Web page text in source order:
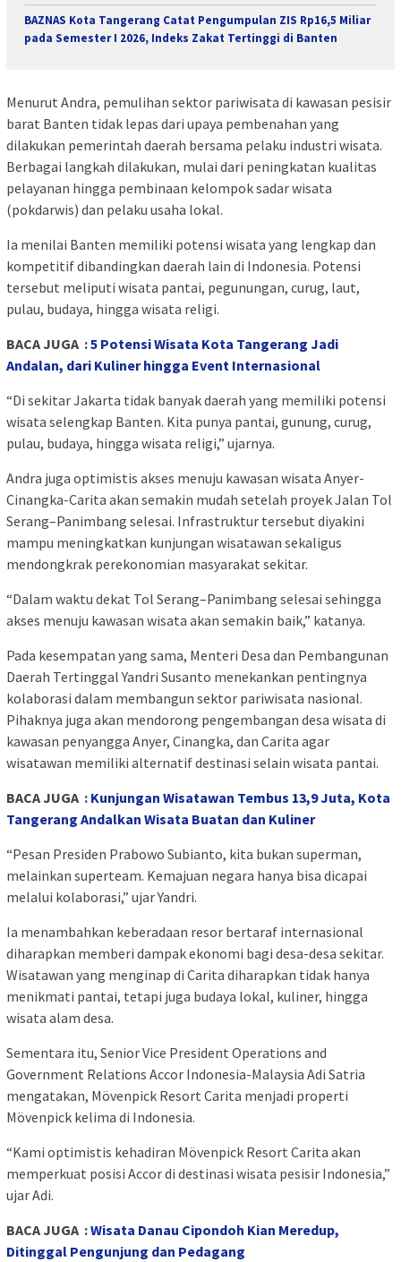
BAZNAS Kota Tangerang Catat Pengumpulan ZIS Rp16,5 Miliar
pada Semester I 2026, Indeks Zakat Tertinggi di Banten
Menurut Andra, pemulihan sektor pariwisata di kawasan pesisir
barat Banten tidak lepas dari upaya pembenahan yang
dilakukan pemerintah daerah bersama pelaku industri wisata.
Berbagai langkah dilakukan, mulai dari peningkatan kualitas
pelayanan hingga pembinaan kelompok sadar wisata
(pokdarwis) dan pelaku usaha lokal.
Ia menilai Banten memiliki potensi wisata yang lengkap dan
kompetitif dibandingkan daerah lain di Indonesia. Potensi
tersebut meliputi wisata pantai, pegunungan, curug, laut,
pulau, budaya, hingga wisata religi.
BACA JUGA :5 Potensi Wisata Kota Tangerang Jadi
Andalan, dari Kuliner hingga Event Internasional
“Di sekitar Jakarta tidak banyak daerah yang memiliki potensi
wisata selengkap Banten. Kita punya pantai, gunung, curug,
pulau, budaya, hingga wisata religi,” ujarnya.
Andra juga optimistis akses menuju kawasan wisata Anyer-
Cinangka-Carita akan semakin mudah setelah proyek Jalan Tol
Serang–Panimbang selesai. Infrastruktur tersebut diyakini
mampu meningkatkan kunjungan wisatawan sekaligus
mendongkrak perekonomian masyarakat sekitar.
“Dalam waktu dekat Tol Serang–Panimbang selesai sehingga
akses menuju kawasan wisata akan semakin baik,” katanya.
Pada kesempatan yang sama, Menteri Desa dan Pembangunan
Daerah TertinggalYandri Susanto menekankan pentingnya
kolaborasi dalam membangun sektor pariwisata nasional.
Pihaknya juga akan mendorong pengembangan desa wisata di
kawasan penyangga Anyer, Cinangka, dan Carita agar
wisatawan memiliki alternatif destinasi selain wisata pantai.
BACA JUGA : Kunjungan Wisatawan Tembus 13,9 Juta, Kota
Tangerang Andalkan Wisata Buatan dan Kuliner
“Pesan Presiden Prabowo Subianto, kita bukan superman,
melainkan superteam. Kemajuan negara hanya bisa dicapai
melalui kolaborasi,” ujar Yandri.
Ia menambahkan keberadaan resor bertaraf internasional
diharapkan memberi dampak ekonomi bagi desa-desa sekitar.
Wisatawan yang menginap di Carita diharapkan tidak hanya
menikmati pantai, tetapi juga budaya lokal, kuliner, hingga
wisata alam desa.
Sementara itu, Senior Vice President Operations and
Government Relations Accor Indonesia-Malaysia Adi Satria
mengatakan, Mövenpick Resort Carita menjadi properti
Mövenpick kelima di Indonesia.
“Kami optimistis kehadiran Mövenpick Resort Carita akan
memperkuat posisi Accor di destinasi wisata pesisir Indonesia,”
ujar Adi.
BACA JUGA :Wisata Danau Cipondoh Kian Meredup,
Ditinggal Pengunjung dan Pedagang